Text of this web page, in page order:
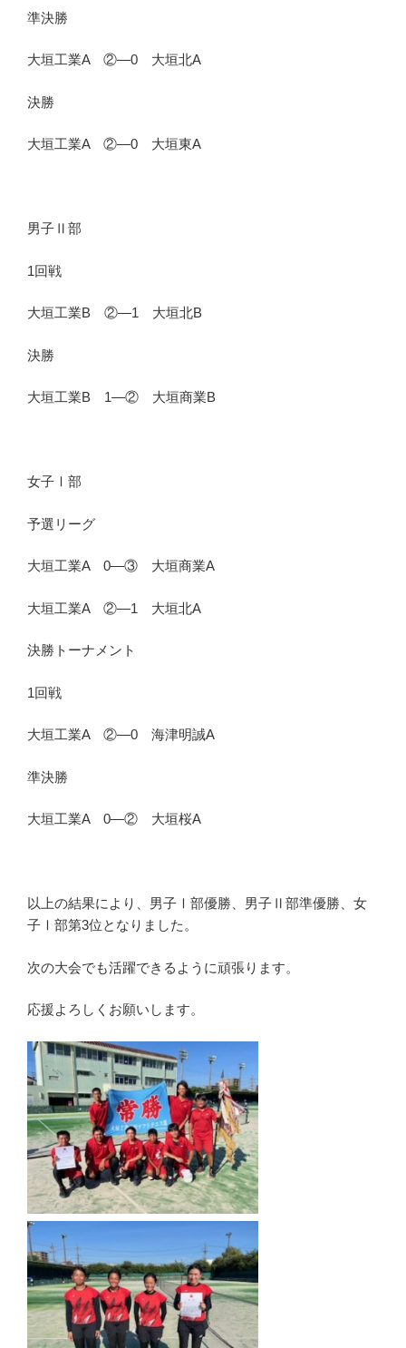
準決勝
大垣工業A ②―0 大垣北A
決勝
大垣工業A ②―0 大垣東A
男子Ⅱ部
1回戦
大垣工業B ②―1 大垣北B
決勝
大垣工業B 1―② 大垣商業B
女子Ⅰ部
予選リーグ
大垣工業A 0―③ 大垣商業A
大垣工業A ②―1 大垣北A
決勝トーナメント
1回戦
大垣工業A ②―0 海津明誠A
準決勝
大垣工業A 0―② 大垣桜A
以上の結果により、男子Ⅰ部優勝、男子Ⅱ部準優勝、女
子Ⅰ部第3位となりました。
次の大会でも活躍できるように頑張ります。
応援よろしくお願いします。